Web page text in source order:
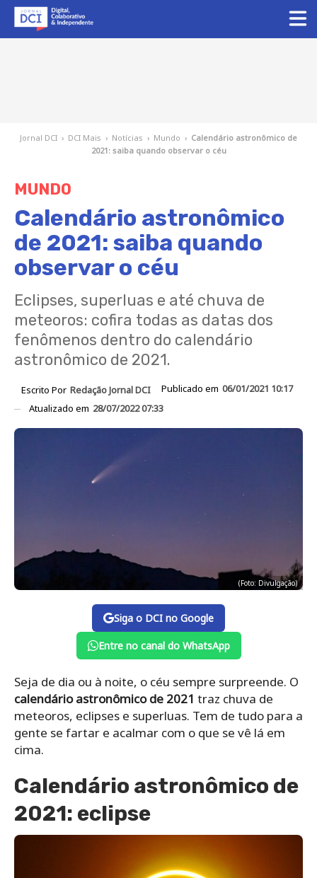
Jornal DCI › DCI Mais › Notícias › Mundo › Calendário astronômico de
2021: saiba quando observar o céu
MUNDO
Calendário astronômico
de 2021: saiba quando
observar o céu
Eclipses, superluas e até chuva de
meteoros: cofira todas as datas dos
fenômenos dentro do calendário
astronômico de 2021.
Escrito Por Redação Jornal DCI Publicado em 06/01/2021 10:17
Atualizado em 28/07/2022 07:33
(Foto: Divulgação)
Siga o DCI no Google
Entre no canal do WhatsApp
Seja de dia ou à noite, o céu sempre surpreende. O
calendário astronômico de 2021 traz chuva de
meteoros, eclipses e superluas. Tem de tudo para a
gente se fartar e acalmar com o que se vê lá em
cima.
Calendário astronômico de
2021: eclipse